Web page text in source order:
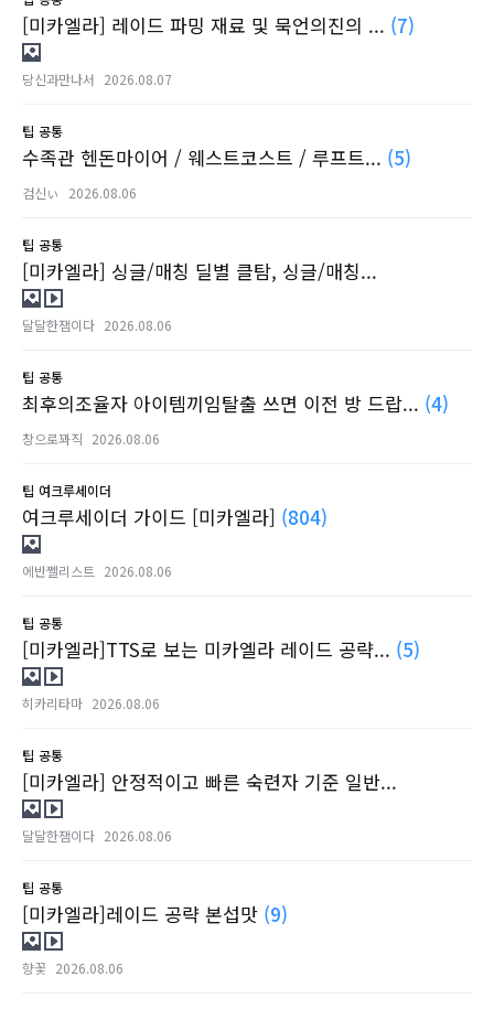
[미카엘라] 레이드 파밍 재료 및 묵언의진의 ... (7)
당신과만나서 2026.08.07
팁 공통
수족관 헨돈마이어 / 웨스트코스트 / 루프트... (5)
검신ぃ 2026.08.06
팁 공통
[미카엘라] 싱글/매칭 딜별 클탐, 싱글/매칭...
달달한잼이다 2026.08.06
팁 공통
최후의조율자 아이템끼임탈출 쓰면 이전 방 드랍... (4)
창으로꽈직 2026.08.06
팁 여크루세이더
여크루세이더 가이드 [미카엘라] (804)
에반쩰리스트 2026.08.06
팁 공통
[미카엘라]TTS로 보는 미카엘라 레이드 공략... (5)
히카리타마 2026.08.06
팁 공통
[미카엘라] 안정적이고 빠른 숙련자 기준 일반...
달달한잼이다 2026.08.06
팁 공통
[미카엘라]레이드 공략 본섭맛 (9)
향꽃 2026.08.06